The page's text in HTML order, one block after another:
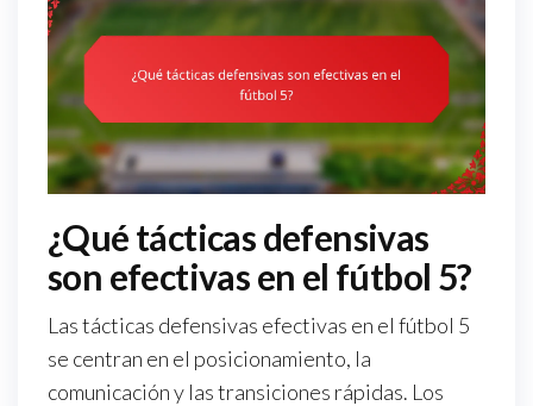
¿Qué tácticas defensivas
son efectivas en el fútbol 5?
Las tácticas defensivas efectivas en el fútbol 5
se centran en el posicionamiento, la
comunicación y las transiciones rápidas. Los